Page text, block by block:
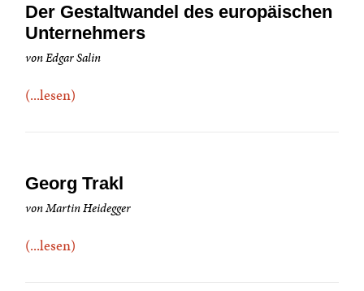
Der Gestaltwandel des europäischen
Unternehmers
von Edgar Salin
(...lesen)
Georg Trakl
von Martin Heidegger
(...lesen)